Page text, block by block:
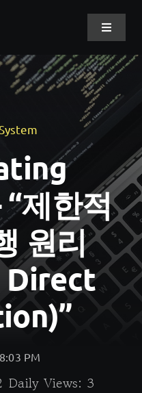
Toggle
제한적
원리
Direct
PM
Daily Views: 3